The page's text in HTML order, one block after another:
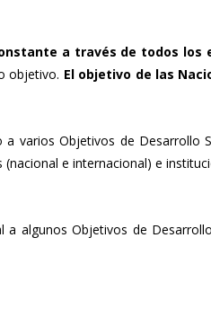
a través de todos los
objetivo. El objetivo de las
varios Objetivos de Desarrollo
e internacional) e
algunos Objetivos de